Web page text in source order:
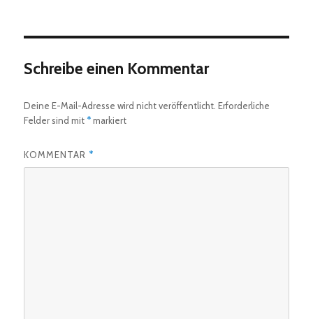
Schreibe einen Kommentar
Deine E-Mail-Adresse wird nicht veröffentlicht. Erforderliche
Felder sind mit *markiert
KOMMENTAR *